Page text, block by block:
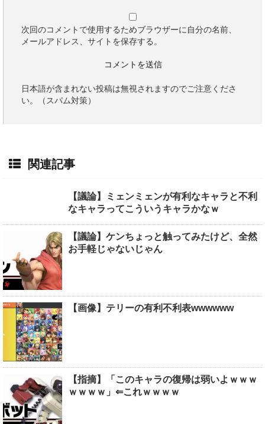
次回のコメントで使用するためブラウザーに自分の名前、
メールアドレス、サイトを保存する。
日本語が含まれない投稿は無視されますのでご注意くださ
い。（スパム対策）
関連記事
【議論】ミェンミェンが有利なキャラと不利
なキャラってこういうキャラかなｗ
【議論】ケンちょっと触ってみたけど、全然
お手軽じゃないじゃん
【画像】テリーの有利不利表wwwwww
【指摘】「このキャラの復帰は弱いよｗｗｗ
ｗｗｗｗ」⇐これｗｗｗｗ